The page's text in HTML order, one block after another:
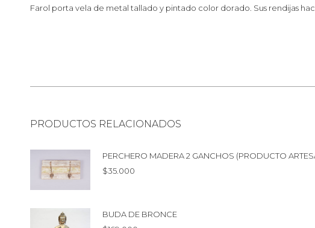
Farol porta vela de metal tallado y pintado color dorado. Sus rendijas
PRODUCTOS RELACIONADOS
PERCHERO MADERA 2 GANCHOS (PRODUCTO
$35.000
BUDA DE BRONCE